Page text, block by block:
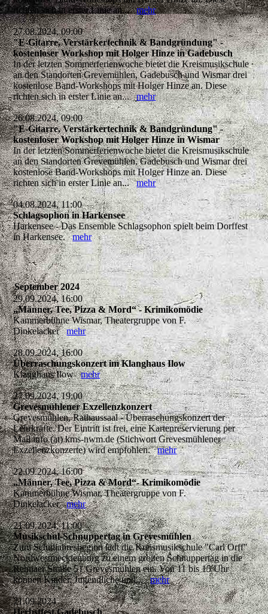
richten sich in erster Linie an...mehr
27.08.2024, 09:00
"E-Gitarre, Verstärkertechnik & Bandgründung" -
kostenloser Workshop mit Holger Hinze in Gadebusch
In der letzten Sommerferienwoche bietet die Kreismusikschule
an den Standorten Grevemühlen, Gadebusch und Wismar drei
kostenlose Band-Workshops mit Holger Hinze an. Diese
richten sich in erster Linie an...mehr
26.08.2024, 09:00
"E-Gitarre, Verstärkertechnik & Bandgründung" -
kostenloser Workshop mit Holger Hinze in Wismar
In der letzten Sommerferienwoche bietet die Kreismusikschule
an den Standorten Grevemühlen, Gadebusch und Wismar drei
kostenlose Band-Workshops mit Holger Hinze an. Diese
richten sich in erster Linie an...mehr
04.08.2024, 11:00
Schlagsophon in Harkensee
Harkensee - Das Ensemble Schlagsophon spielt beim Dorffest
in Harkensee.mehr
September 2024
29.09.2024, 16:00
„Männer, Tee, Pizza & Mord“ - Krimikomödie
Kammerbühne Wismar, Theatergruppe von F.
Dinkelackermehr
28.09.2024, 16:00
Überraschungskonzert im Klanghaus Ilow
Klanghaus Ilowmehr
27.09.2024, 19:00
Grevesmühlener Exzellenzkonzert
Grevesmühlen, Rathaussaal - Überraschungskonzert der
Lehrkräfte. Der Eintritt ist frei, eine Kartenreservierung per
Mail info (at) kms-nwm.de (Stichwort Grevesmühlener
Exzellenzkonzerte) wird empfohlen.mehr
22.09.2024, 16:00
„Männer, Tee, Pizza & Mord“- Krimikomödie
Kammerbühne Wismar, Theatergruppe von F.
Dinkelackermehr
21.09.2024, 11:00
Musikschul-Schnuppertag in Grevesmühlen
Zum Schuljahresbeginn lädt die Kreismusikschule "Carl Orff"
Nordwestmecklenburg zu einem großen Schnuppertag in die
Rehnaer Straße 51 Grevesmühlen ein. Von 11 bis 15 Uhr
können Kinder, Jugendliche und...mehr
21.09.2024
Herbstfest Gadebusch